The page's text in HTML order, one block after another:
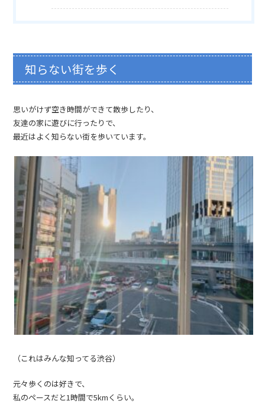
知らない街を歩く
思いがけず空き時間ができて散歩したり、
友達の家に遊びに行ったりで、
最近はよく知らない街を歩いています。
（これはみんな知ってる渋谷）
元々歩くのは好きで、
私のペースだと1時間で5kmくらい。